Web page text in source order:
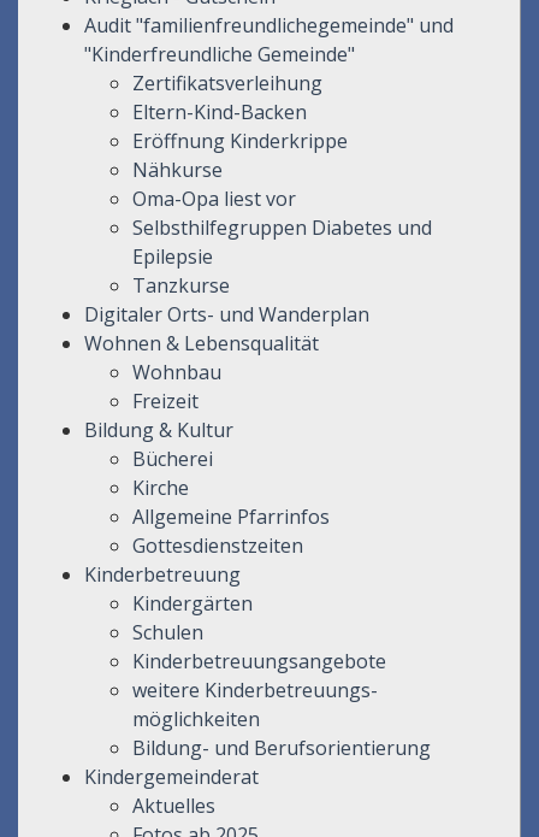
Audit "familienfreundlichegemeinde" und
"Kinderfreundliche Gemeinde"
Zertifikatsverleihung
Eltern-Kind-Backen
Eröffnung Kinderkrippe
Nähkurse
Oma-Opa liest vor
Selbsthilfegruppen Diabetes und
Epilepsie
Tanzkurse
Digitaler Orts- und Wanderplan
Wohnen & Lebensqualität
Wohnbau
Freizeit
Bildung & Kultur
Bücherei
Kirche
Allgemeine Pfarrinfos
Gottesdienstzeiten
Kinderbetreuung
Kindergärten
Schulen
Kinderbetreuungsangebote
weitere Kinderbetreuungs-
möglichkeiten
Bildung- und Berufsorientierung
Kindergemeinderat
Aktuelles